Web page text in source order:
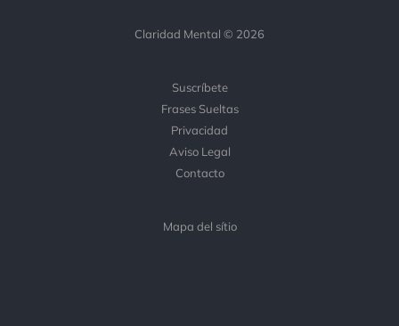
Claridad Mental © 2026
Suscríbete
Frases Sueltas
Privacidad
Aviso Legal
Contacto
Mapa del sítio